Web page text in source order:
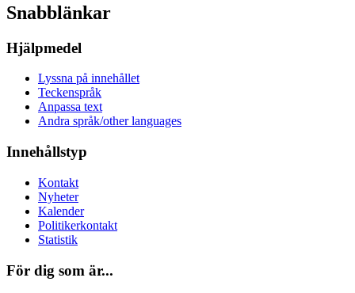
Snabblänkar
Hjälpmedel
Lyssna på innehållet
Teckenspråk
Anpassa text
Andra språk/other languages
Innehållstyp
Kontakt
Nyheter
Kalender
Politikerkontakt
Statistik
För dig som är...